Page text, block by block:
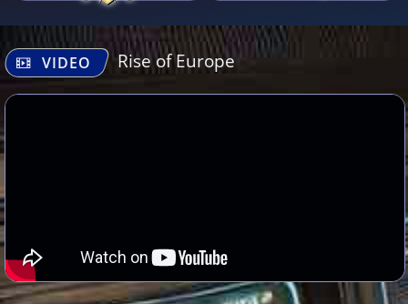
VIDEO Rise of Europe